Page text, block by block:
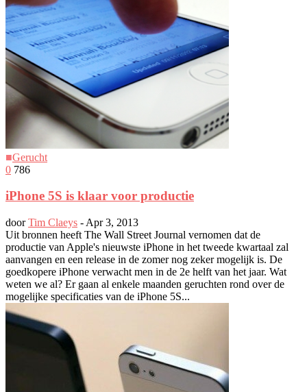
■Gerucht
0 786
iPhone 5S is klaar voor productie
doorTim Claeys - Apr 3, 2013
Uit bronnen heeft The Wall Street Journal vernomen dat de
productie van Apple's nieuwste iPhone in het tweede kwartaal zal
aanvangen en een release in de zomer nog zeker mogelijk is. De
goedkopere iPhone verwacht men in de 2e helft van het jaar. Wat
weten we al? Er gaan al enkele maanden geruchten rond over de
mogelijke specificaties van de iPhone 5S...